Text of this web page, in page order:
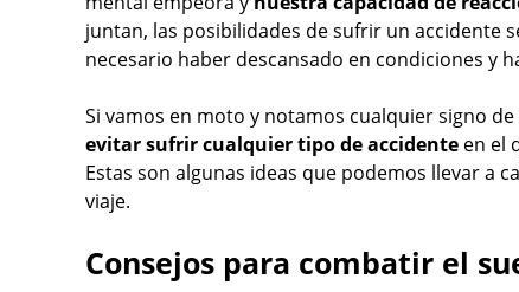
juntan, las posibilidades de sufrir un accidente
necesario haber descansado en condiciones y
Si vamos en moto y notamos cualquier signo
evitar sufrir cualquier tipo de accidente en el
Estas son algunas ideas que podemos llevar a
viaje.
Consejos para combatir el